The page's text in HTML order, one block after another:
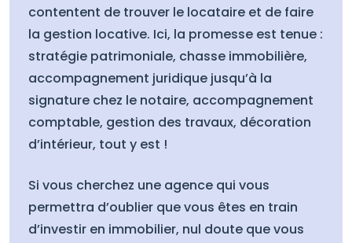
contentent de trouver le locataire et de faire
la gestion locative. Ici, la promesse est tenue :
stratégie patrimoniale, chasse immobilière,
accompagnement juridique jusqu’à la
signature chez le notaire, accompagnement
comptable, gestion des travaux, décoration
d’intérieur, tout y est !
Si vous cherchez une agence qui vous
permettra d’oublier que vous êtes en train
d’investir en immobilier, nul doute que vous